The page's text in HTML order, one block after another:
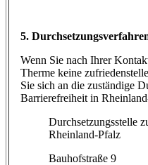
5.
Wenn Sie nach Ihrer
Therme keine
Sie sich an die zuständige
Barrierefreiheit in
Durchsetzungsstelle
Rheinland-Pfalz
Bauhofstraße 9